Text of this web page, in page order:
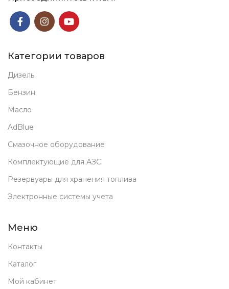
Категории товаров
Дизель
Бензин
Масло
AdBlue
Смазочное оборудование
Комплектующие для АЗС
Резервуары для хранения топлива
Электронные системы учета
Меню
Контакты
Каталог
Мой кабинет